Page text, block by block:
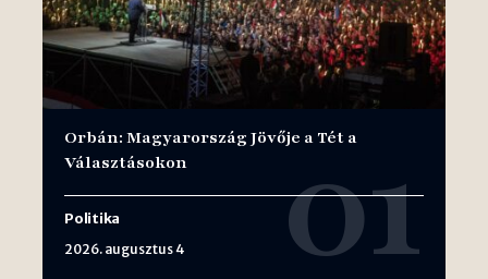
Orbán: Magyarország Jövője a Tét a
Választásokon
Politika
2026. augusztus 4